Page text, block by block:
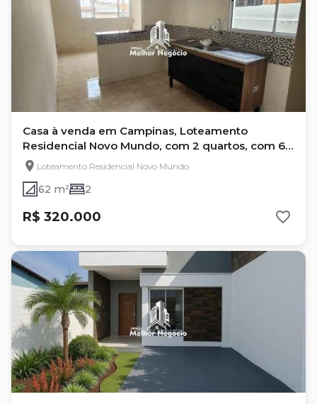
Casa à venda em Campinas, Loteamento
Residencial Novo Mundo, com 2 quartos, com 62
m²Loteamento Residencial Novo Mundo
62 m² 2
R$ 320.000